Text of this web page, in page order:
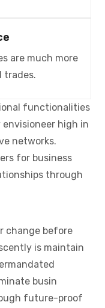
are much more
trades.
functionalities
high in
networks.
for business
through
change before
is maintain
busin
future-proof